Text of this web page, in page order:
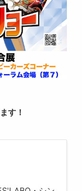
す！